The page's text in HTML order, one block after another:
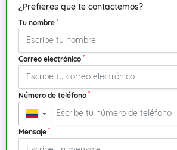
¿Prefieres que te contactemos?
Tu nombre *
Correo electrónico *
Número de teléfono *
▼
Mensaje *